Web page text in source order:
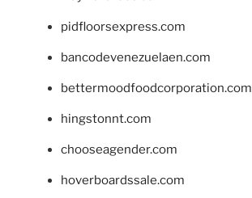
pidfloorsexpress.com
bancodevenezuelaen.com
bettermoodfoodcorporation.com
hingstonnt.com
chooseagender.com
hoverboardssale.com